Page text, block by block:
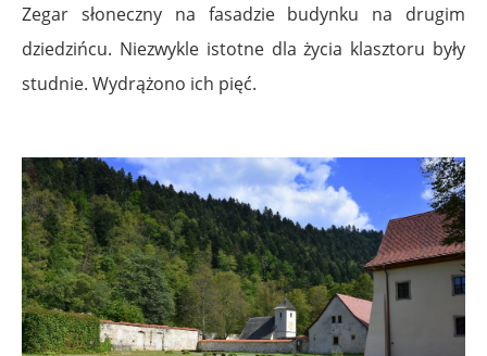
Zegar słoneczny na fasadzie budynku na drugim
dziedzińcu. Niezwykle istotne dla życia klasztoru były
studnie. Wydrążono ich pięć.